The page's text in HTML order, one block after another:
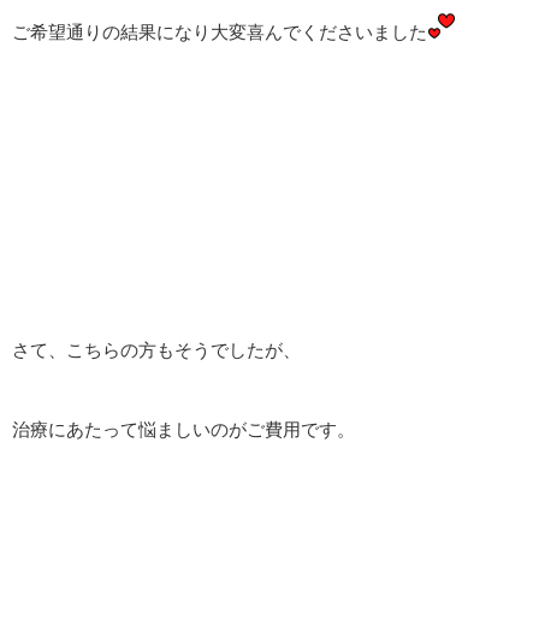
ご希望通りの結果になり大変喜んでくださいました
さて、こちらの方もそうでしたが、
治療にあたって悩ましいのがご費用です。